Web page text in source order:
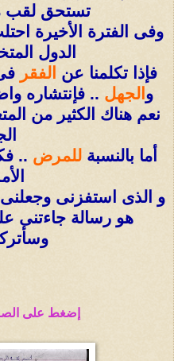
تستحق لقب
وفى الفترة الأخيرة
الدول
فإذا تكلمنا عن الفقر
و الجهل .. فإنتشاره
نعم هناك الكثير من
أما بالنسبة للمرض ..
و الذى استفزنى
هو رسالة جاءتنى
إضغط على